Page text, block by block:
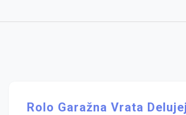
Rolo Garažna Vrata